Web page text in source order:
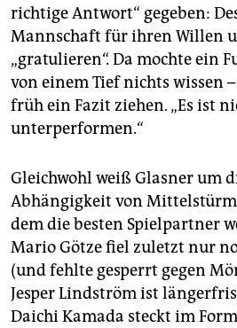
richtige Antwort“ gegeben:
Mannschaft für ihren Willen
„gratulieren“. Da mochte ein
von einem Tief nichts wissen
früh ein Fazit ziehen. „Es ist
unterperformen.“
Gleichwohl weiß Glasner um
Abhängigkeit von
dem die besten Spielpartner
Mario Götze fiel zuletzt nur
(und fehlte gesperrt gegen
Jesper Lindström ist
Daichi Kamada steckt im